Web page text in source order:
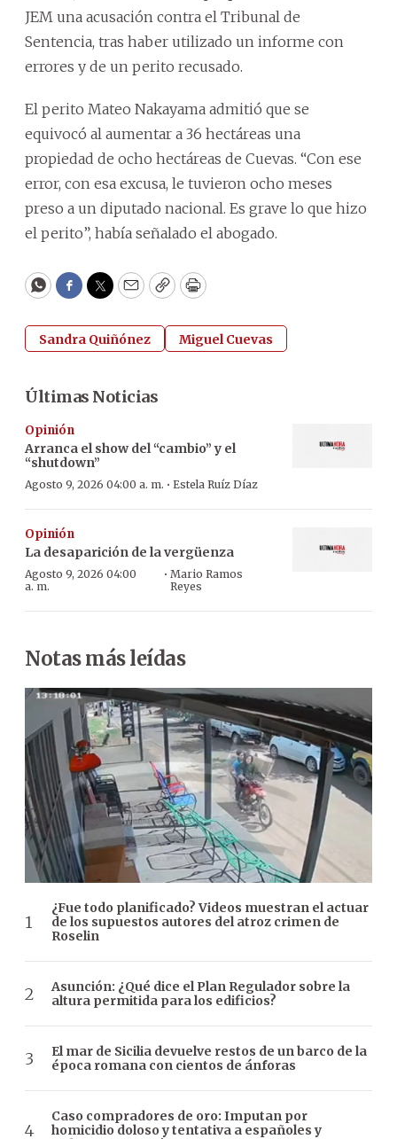
JEM una acusación contra el Tribunal de
Sentencia, tras haber utilizado un informe con
errores y de un perito recusado.
El perito Mateo Nakayama admitió que se
equivocó al aumentar a 36 hectáreas una
propiedad de ocho hectáreas de Cuevas. “Con ese
error, con esa excusa, le tuvieron ocho meses
preso a un diputado nacional. Es grave lo que hizo
el perito”, había señalado el abogado.
WhatsApp
Facebook
Twitter
EmailCopyPrint
Sandra Quiñónez Miguel Cuevas
Últimas Noticias
Opinión
Arranca el show del “cambio” y el
“shutdown”
Agosto 9, 2026 04:00 a. m. · Estela Ruíz Díaz
Opinión
La desaparición de la vergüenza
Agosto 9, 2026 04:00
a. m.
· Mario Ramos
Reyes
Notas más leídas
¿Fue todo planificado? Videos muestran el actuar
de los supuestos autores del atroz crimen de
Roselin
Asunción: ¿Qué dice el Plan Regulador sobre la
altura permitida para los edificios?
El mar de Sicilia devuelve restos de un barco de la
época romana con cientos de ánforas
Caso compradores de oro: Imputan por
homicidio doloso y tentativa a españoles y